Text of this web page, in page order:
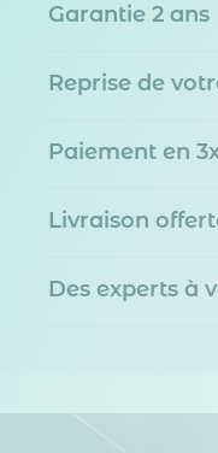
Garantie 2 ans
Reprise de
Paiement en
Livraison
Des experts à